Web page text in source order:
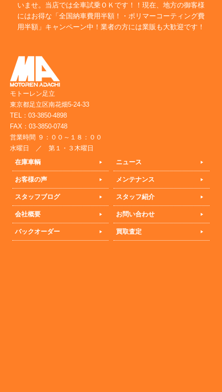
いませ。当店では全車試乗ＯＫです！！現在、地方の御客様
にはお得な「全国納車費用半額！・ポリマーコーティング費
用半額」キャンペーン中！業者の方には業販も大歓迎です！
モトーレン足立
東京都足立区南花畑5-24-33
TEL：03-3850-4898
FAX：03-3850-0748
営業時間 ９：００～１８：００
水曜日 ／ 第１・３木曜日
在庫車輌
ニュース
お客様の声 メンテナンス
スタッフブログ スタッフ紹介
会社概要 お問い合わせ
バックオーダー 買取査定